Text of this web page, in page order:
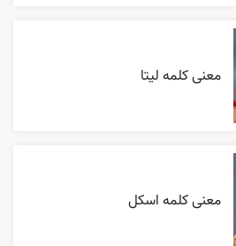
معنی کلمه لیتا
معنی کلمه اسکل